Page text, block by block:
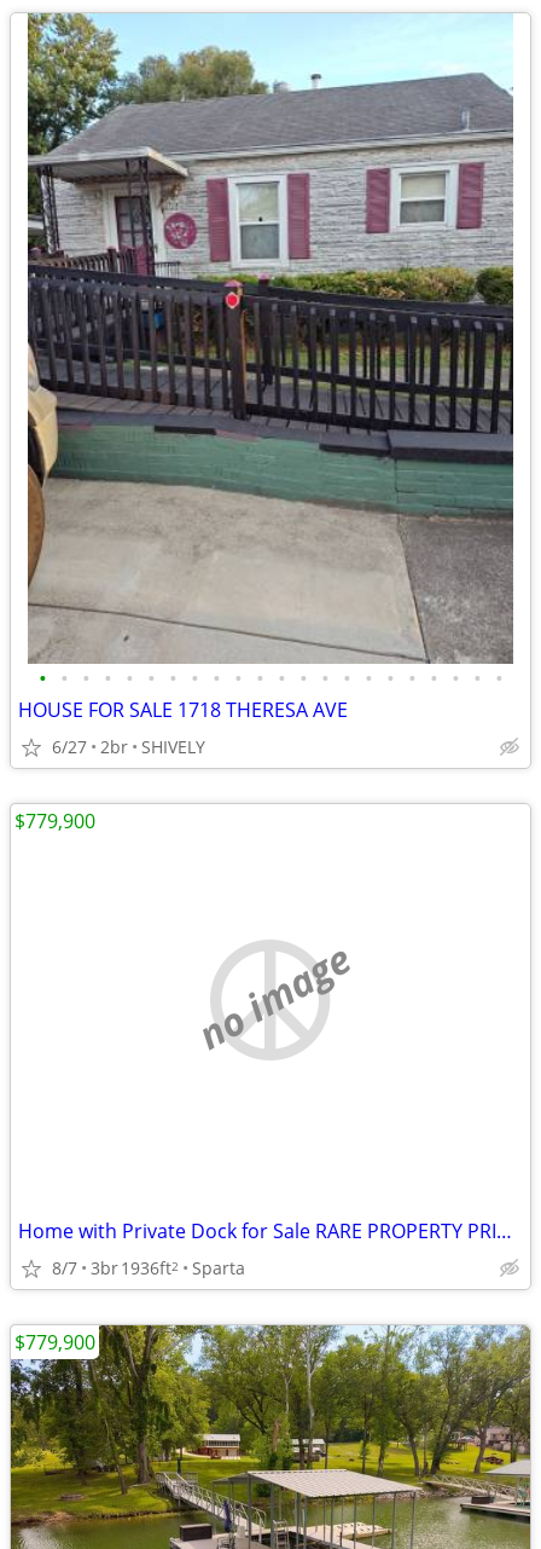
• • • • • • • • • • • • • • • • • • • • • •
HOUSE FOR SALE 1718 THERESA AVE
6/27 2br SHIVELY
no image
Home with Private Dock for Sale RARE PROPERTY PRICE DROP !
8/7 3br1936ft2 Sparta
$779,900
$779,900